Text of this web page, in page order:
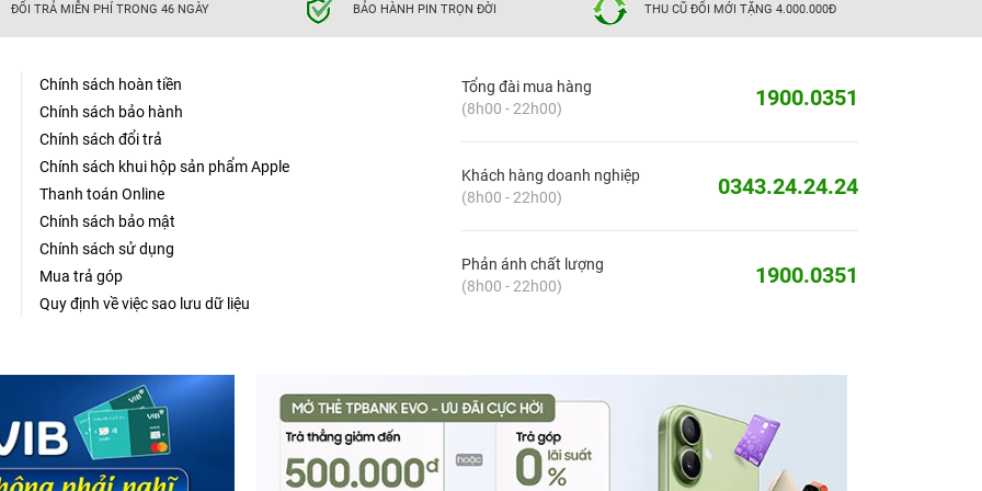
- Đỉnh cao công nghệ sạc nhanh PD 3.1, thiết
hoàn hảo giữa độ bền bỉ và sự mềm mại tinh tế
toàn khác biệt. Thuộc dòng sản phẩm Circlet Blink cao
Aukey đã tái định nghĩa lại tiêu chuẩn về vật liệu chế
- Cảm giác cầm êm ái và tính năng chống rối tuyệt vời:
ĐỔI TRẢ MIỄN PHÍ TRONG 46 NGÀY BẢO HÀNH PIN TRỌN ĐỜI THU CŨ ĐỔI MỚI TẶNG 4.000.000Đ
Chính sách hoàn tiền
Chính sách bảo hành
Chính sách đổi trả
Chính sách khui hộp sản phẩm Apple
Thanh toán Online
Chính sách bảo mật
Chính sách sử dụng
Mua trả góp
Quy định về việc sao lưu dữ liệu
Tổng đài mua hàng
(8h00 - 22h00)
1900.0351
Khách hàng doanh nghiệp
(8h00 - 22h00)
0343.24.24.24
Phản ánh chất lượng
(8h00 - 22h00)
1900.0351